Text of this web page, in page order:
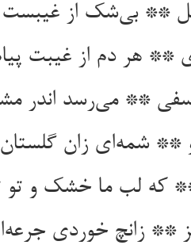
** بی‌شک از غیبست و
** هر دم از غیبت
** می‌رسد اندر
** شمه‌ای زان گلستان
که لب ما خشک و تو
خوردی جرعه‌ای